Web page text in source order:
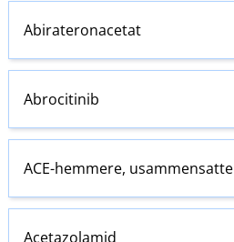
Abirateronacetat
Abrocitinib
ACE-hemmere, usammensatte
Acetazolamid